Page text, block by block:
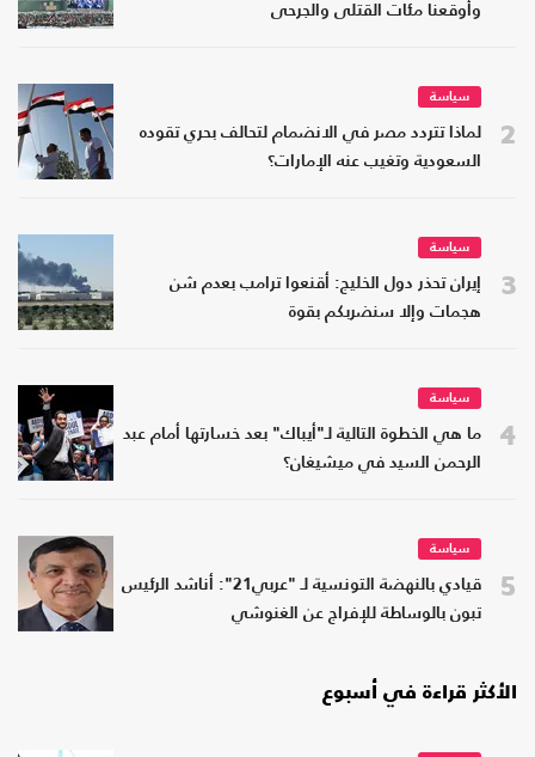
وأوقعنا مئات القتلى والجرحى
2
سياسة
لماذا تتردد مصر في الانضمام لتحالف بحري تقوده
السعودية وتغيب عنه الإمارات؟
3
سياسة
إيران تحذر دول الخليج: أقنعوا ترامب بعدم شن
هجمات وإلا سنضربكم بقوة
4
سياسة
ما هي الخطوة التالية لـ"أيباك" بعد خسارتها أمام عبد
الرحمن السيد في ميشيغان؟
5
سياسة
قيادي بالنهضة التونسية لـ "عربي21": أناشد الرئيس
تبون بالوساطة للإفراج عن الغنوشي
الأكثر قراءة في أسبوع